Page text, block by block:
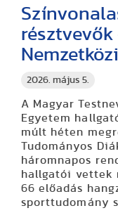
2026. május 5.
résztvevők
A Magyar
Egyetem
múlt héten
Tudományos
háromnapos
hallgatói vettek
66 előadás
sporttudomány